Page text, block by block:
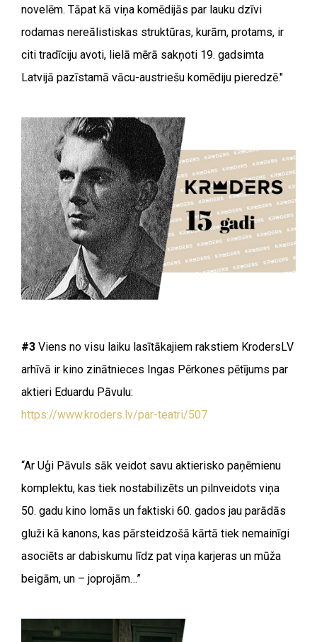
novelēm. Tāpat kā viņa komēdijās par lauku dzīvi
rodamas nereālistiskas struktūras, kurām, protams, ir
citi tradīciju avoti, lielā mērā sakņoti 19. gadsimta
Latvijā pazīstamā vācu-austriešu komēdiju pieredzē."
#3 Viens no visu laiku lasītākajiem rakstiem KrodersLV
arhīvā ir kino zinātnieces Ingas Pērkones pētījums par
aktieri Eduardu Pāvulu:
https://www.kroders.lv/par-teatri/507
“Ar Uģi Pāvuls sāk veidot savu aktierisko paņēmienu
komplektu, kas tiek nostabilizēts un pilnveidots viņa
50. gadu kino lomās un faktiski 60. gados jau parādās
gluži kā kanons, kas pārsteidzošā kārtā tiek nemainīgi
asociēts ar dabiskumu līdz pat viņa karjeras un mūža
beigām, un – joprojām…”